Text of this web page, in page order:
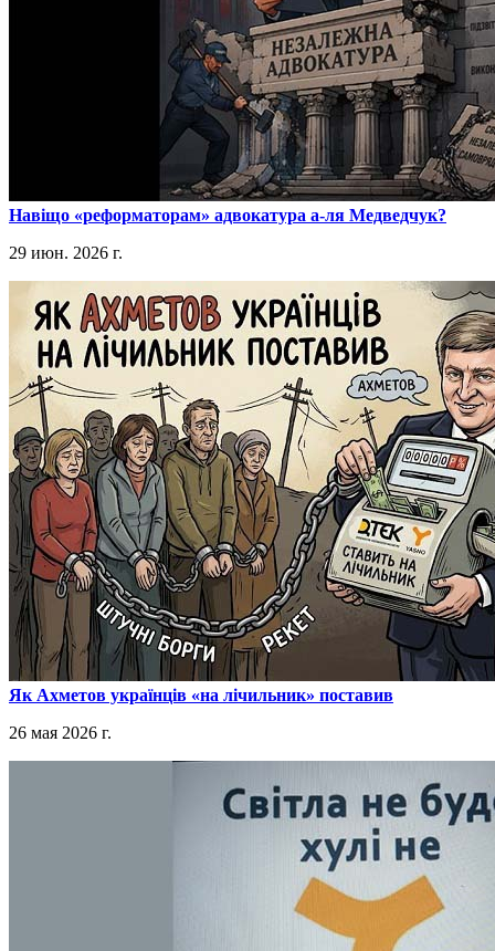
​Навіщо «реформаторам» адвокатура а-ля Медведчук?
29 июн. 2026 г.
​Як Ахметов українців «на лічильник» поставив
26 мая 2026 г.